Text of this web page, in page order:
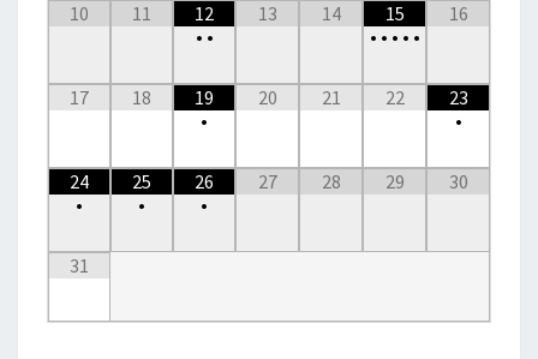
10 11
12
• •
13 14
15
• • • • •
16
17 18
19
•
20 21 22
23
•
24
•
25
•
26
•
27 28 29 30
31